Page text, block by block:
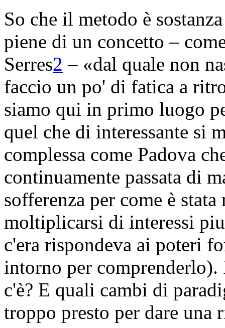
So che il metodo è
piene di un concetto –
Serres2 – «dal quale non
faccio un po' di fatica a
siamo qui in primo luogo
quel che di interessante si
complessa come Padova
continuamente passata di
sofferenza per come è
moltiplicarsi di interessi
c'era rispondeva ai poteri
intorno per
c'è? E quali cambi di
troppo presto per dare una